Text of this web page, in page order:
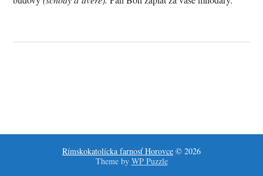
Rímskokatolícka farnosť Horovce © 2026
Theme by WP Puzzle